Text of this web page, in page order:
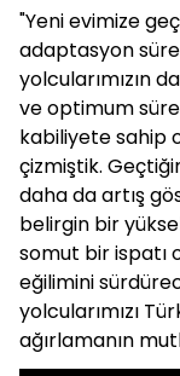
"Yeni evimize
adaptasyon
yolcularımızın
ve optimum
kabiliyete sahip
çizmiştik.
daha da artış
belirgin bir
somut bir ispatı
eğilimini
yolcularımızı
ağırlamanın